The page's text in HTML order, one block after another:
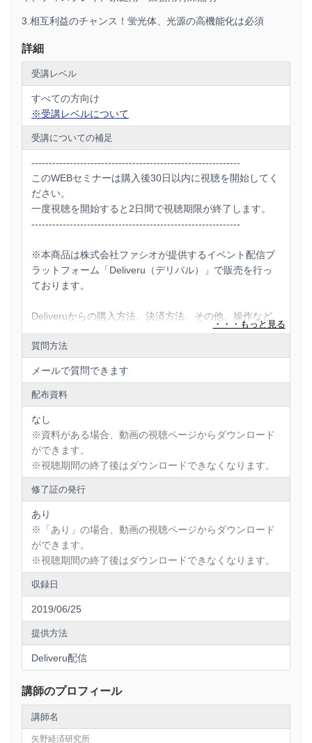
3.相互利益のチャンス！蛍光体、光源の高機能化は必須
詳細
受講レベル
すべての方向け
※受講レベルについて
受講についての補足
------------------------------------------------------------
このWEBセミナーは購入後30日以内に視聴を開始してく
ださい。
一度視聴を開始すると2日間で視聴期限が終了します。
------------------------------------------------------------
※本商品は株式会社ファシオが提供するイベント配信プ
ラットフォーム「Deliveru（デリバル）」で販売を行っ
ております。
Deliveruからの購入方法、決済方法、その他、操作など
に関するお問い合わせは以下のファシオ社 セミナー事
務局で受付を行っておりますので、直接ご連絡ください
質問方法
メールで質問できます
配布資料
なし
※資料がある場合、動画の視聴ページからダウンロード
ができます。
※視聴期間の終了後はダウンロードできなくなります。
修了証の発行
あり
※「あり」の場合、動画の視聴ページからダウンロード
ができます。
※視聴期間の終了後はダウンロードできなくなります。
収録日
2019/06/25
提供方法
Deliveru配信
講師のプロフィール
講師名
矢野経済研究所